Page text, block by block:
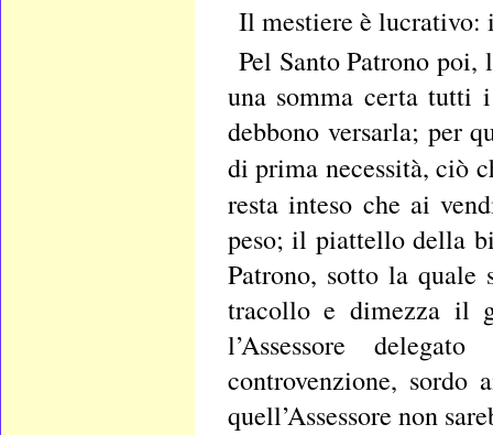
Il mestiere è lucrativo:
Pel Santo Patrono
una somma certa tutti
debbono versarla; per
di prima necessità, ciò
resta inteso che ai
peso; il piattello della
Patrono, sotto la quale
tracollo e dimezza il
l’Assessore
controvenzione,
quell’Assessore non